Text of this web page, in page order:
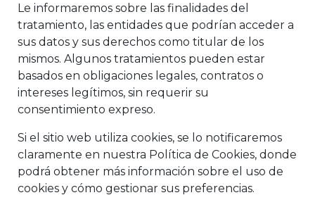
Le informaremos sobre las finalidades del
tratamiento, las entidades que podrían acceder a
sus datos y sus derechos como titular de los
mismos. Algunos tratamientos pueden estar
basados en obligaciones legales, contratos o
intereses legítimos, sin requerir su
consentimiento expreso.
Si el sitio web utiliza cookies, se lo notificaremos
claramente en nuestra Política de Cookies, donde
podrá obtener más información sobre el uso de
cookies y cómo gestionar sus preferencias.